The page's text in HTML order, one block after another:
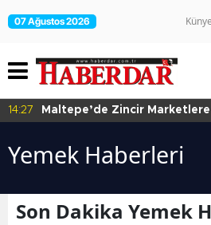
07 Ağustos 2026 Künye
14:27 Maltepe’de Zincir Marketlere
Yemek Haberleri
Son Dakika Yemek